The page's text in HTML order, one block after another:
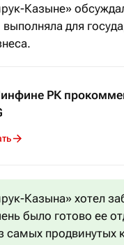
Казыне»
для
РК
Казына» хотел
было готово ее
самых